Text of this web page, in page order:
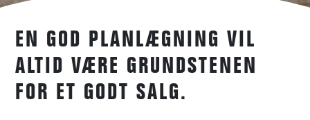
EN GOD PLANLÆGNING VIL
ALTID VÆRE GRUNDSTENEN
FOR ET GODT SALG.